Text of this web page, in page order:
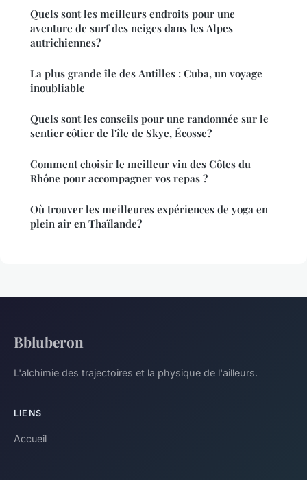
Quels sont les meilleurs endroits pour une
aventure de surf des neiges dans les Alpes
autrichiennes?
La plus grande île des Antilles : Cuba, un voyage
inoubliable
Quels sont les conseils pour une randonnée sur le
sentier côtier de l'île de Skye, Écosse?
Comment choisir le meilleur vin des Côtes du
Rhône pour accompagner vos repas ?
Où trouver les meilleures expériences de yoga en
plein air en Thaïlande?
Bbluberon
L'alchimie des trajectoires et la physique de l'ailleurs.
LIENS
Accueil